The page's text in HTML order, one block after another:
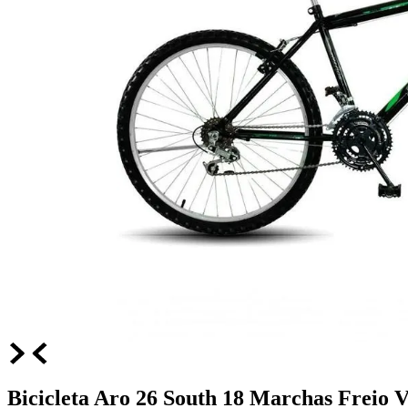
Bicicleta Aro 26 South 18 Marchas Freio